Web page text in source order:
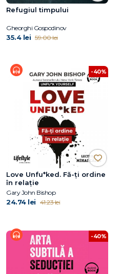
Refugiul timpului
Gheorghi Gospodinov
35.4 lei 59.00 lei
-40%
Love Unfu*ked. Fă-ți ordine
în relație
Gary John Bishop
24.74 lei 41.23 lei
-40%